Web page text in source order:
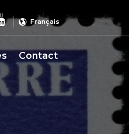
Français
Contact